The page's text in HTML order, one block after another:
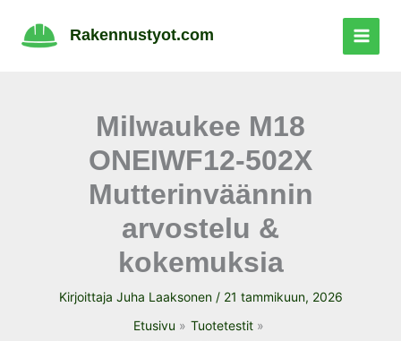
sisältöön
Rakennustyot.com
Milwaukee M18
ONEIWF12-502X
Mutterinväännin
arvostelu &
kokemuksia
Kirjoittaja Juha Laaksonen / 21 tammikuun, 2026
Etusivu
Tuotetestit